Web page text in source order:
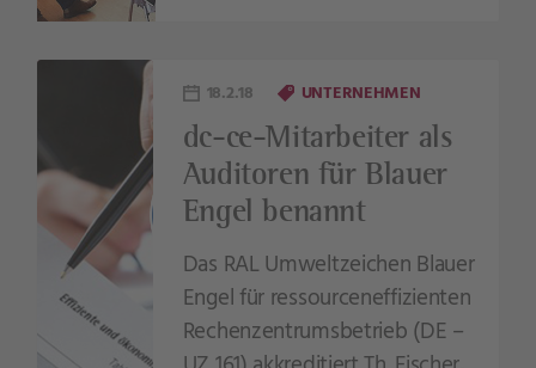
18.2.18 UNTERNEHMEN
dc-ce-Mitarbeiter als
Auditoren für Blauer
Engel benannt
Das RAL Umweltzeichen Blauer
Engel für ressourceneffizienten
Rechenzentrumsbetrieb (DE –